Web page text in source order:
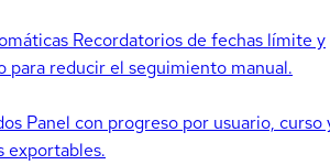
Recordatorios de fechas límite y
para reducir el seguimiento manual.
Panel con progreso por usuario, curso
exportables.